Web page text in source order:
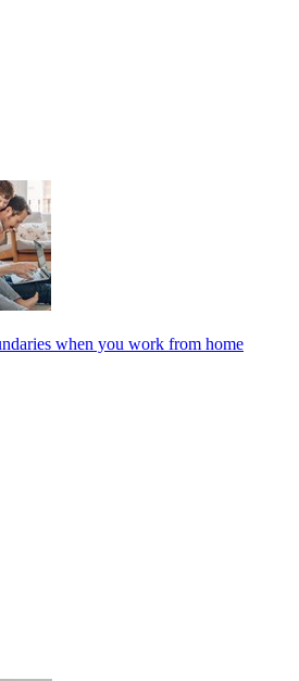
when you work from home